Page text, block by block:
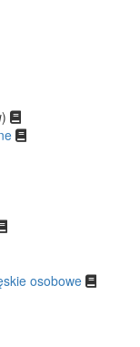
)
osobowe